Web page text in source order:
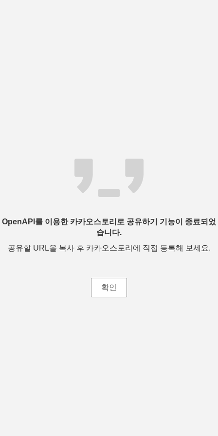
OpenAPI를 이용한 카카오스토리로 공유하기 기능이 종료되었
습니다.
공유할 URL을 복사 후 카카오스토리에 직접 등록해 보세요.
확인